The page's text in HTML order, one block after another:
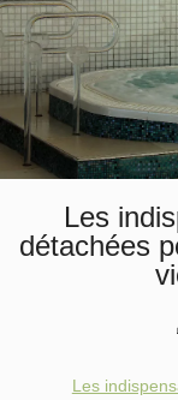
Les
détachées
Les